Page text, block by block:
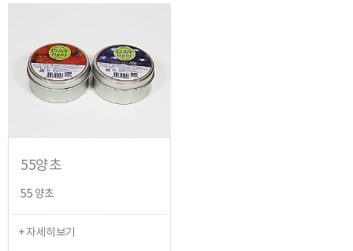
55양초
55 양초
+ 자세히보기